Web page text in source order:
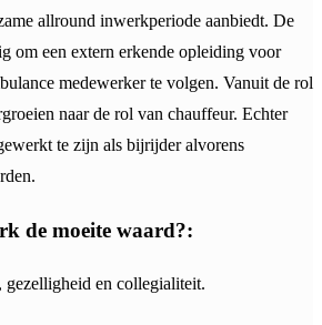
allround inwerkperiode aanbiedt. De
om een extern erkende opleiding voor
medewerker te volgen. Vanuit de rol
naar de rol van chauffeur. Echter
te zijn als bijrijder alvorens
de moeite waard?:
en collegialiteit.